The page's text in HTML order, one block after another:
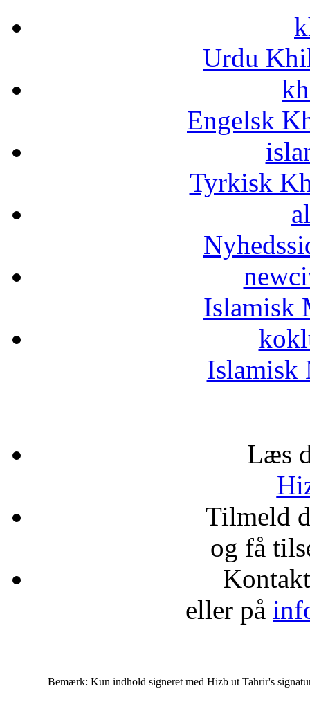
Urdu
Engelsk
Tyrkisk
Islamisk
Islamisk
Læs
Tilmeld
og få
eller på
Bemærk: Kun indhold signeret med Hizb ut Tahrir's